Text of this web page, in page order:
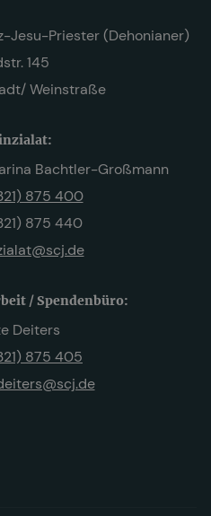
Jesu-Priester (Dehonianer)
145
Weinstraße
Bachtler-Großmann
875 400
875 440
/ Spendenbüro:
Deiters
875 405